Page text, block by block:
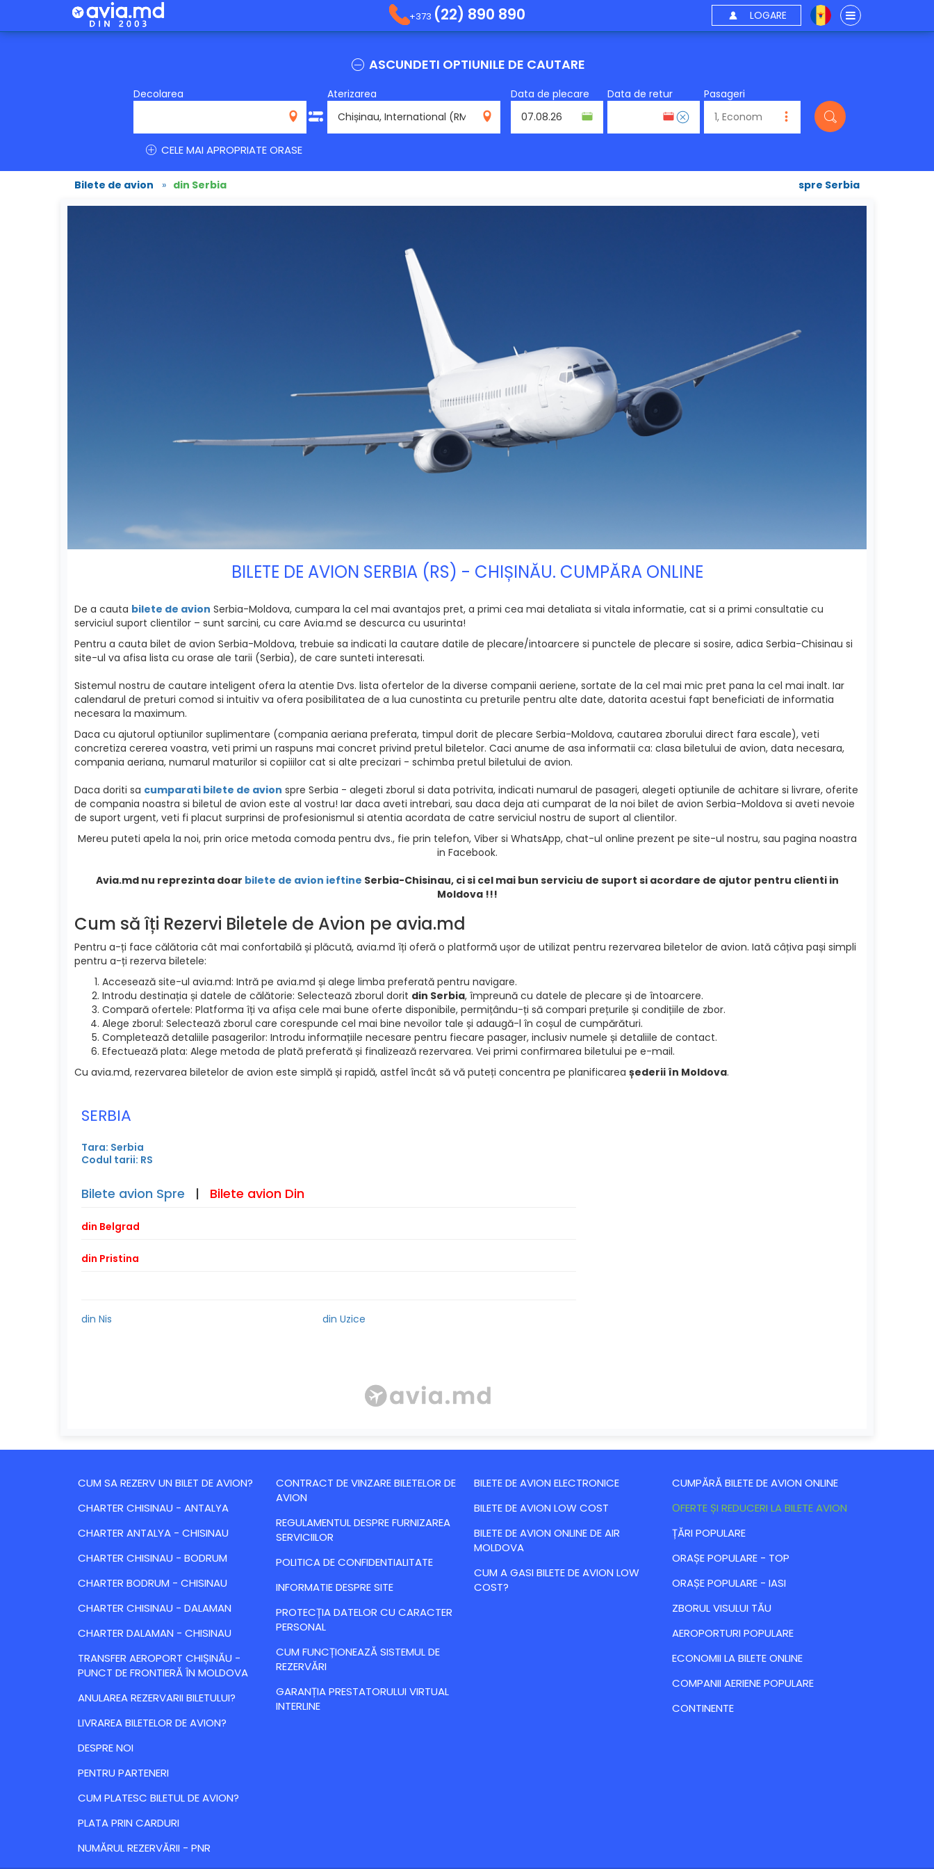
+373 (22) 890 890 LOGARE
ASCUNDETI OPTIUNILE DE CAUTARE
Decolarea
Aterizarea
RMO
Data de plecare Data de retur Pasageri
CELE MAI APROPRIATE ORASE
Bilete de avion » din Serbia spre Serbia
BILETE DE AVION SERBIA (RS) - CHIȘINĂU. CUMPĂRA ONLINE
De a cauta bilete de avion Serbia-Moldova, cumpara la cel mai avantajos pret, a primi cea mai detaliata si vitala informatie, cat si a primi сonsultatie cu
serviciul suport clientilor – sunt sarcini, cu care Avia.md se descurca cu usurinta!
Pentru a cauta bilet de avion Serbia-Moldova, trebuie sa indicati la cautare datile de plecare/intoarcere si punctele de plecare si sosire, adica Serbia-Chisinau si
site-ul va afisa lista cu orase ale tarii (Serbia), de care sunteti interesati.
Sistemul nostru de cautare inteligent ofera la atentie Dvs. lista ofertelor de la diverse companii aeriene, sortate de la cel mai mic pret pana la cel mai inalt. Iar
calendarul de preturi comod si intuitiv va ofera posibilitatea de a lua cunostinta cu preturile pentru alte date, datorita acestui fapt beneficiati de informatia
necesara la maximum.
Daca cu ajutorul optiunilor suplimentare (compania aeriana preferata, timpul dorit de plecare Serbia-Moldova, cautarea zborului direct fara escale), veti
concretiza cererea voastra, veti primi un raspuns mai concret privind pretul biletelor. Caci anume de asa informatii ca: clasa biletului de avion, data necesara,
compania aeriana, numarul maturilor si copiiilor cat si alte precizari - schimba pretul biletului de avion.
Daca doriti sa cumparati bilete de avion spre Serbia - alegeti zborul si data potrivita, indicati numarul de pasageri, alegeti optiunile de achitare si livrare, oferite
de compania noastra si biletul de avion este al vostru! Iar daca aveti intrebari, sau daca deja ati cumparat de la noi bilet de avion Serbia-Moldova si aveti nevoie
de suport urgent, veti fi placut surprinsi de profesionismul si atentia acordata de catre serviciul nostru de suport al clientilor.
Mereu puteti apela la noi, prin orice metoda comoda pentru dvs., fie prin telefon, Viber si WhatsApp, chat-ul online prezent pe site-ul nostru, sau pagina noastra
in Facebook.
Avia.md nu reprezinta doar bilete de avion ieftine Serbia-Chisinau, ci si cel mai bun serviciu de suport si acordare de ajutor pentru clienti in
Moldova !!!
Cum să îți Rezervi Biletele de Avion pe avia.md
Pentru a-ți face călătoria cât mai confortabilă și plăcută, avia.md îți oferă o platformă ușor de utilizat pentru rezervarea biletelor de avion. Iată câțiva pași simpli
pentru a-ți rezerva biletele:
Accesează site-ul avia.md: Intră pe avia.md și alege limba preferată pentru navigare.
Introdu destinația și datele de călătorie: Selectează zborul dorit din Serbia, împreună cu datele de plecare și de întoarcere.
Compară ofertele: Platforma îți va afișa cele mai bune oferte disponibile, permițându-ți să compari prețurile și condițiile de zbor.
Alege zborul: Selectează zborul care corespunde cel mai bine nevoilor tale și adaugă-l în coșul de cumpărături.
Completează detaliile pasagerilor: Introdu informațiile necesare pentru fiecare pasager, inclusiv numele și detaliile de contact.
Efectuează plata: Alege metoda de plată preferată și finalizează rezervarea. Vei primi confirmarea biletului pe e-mail.
Cu avia.md, rezervarea biletelor de avion este simplă și rapidă, astfel încât să vă puteți concentra pe planificarea șederii în Moldova.
SERBIA
Tara: Serbia
Codul tarii: RS
Bilete avion Spre | Bilete avion Din
din Belgrad
din Pristina
din Nis din Uzice
CUM SA REZERV UN BILET DE AVION?
CHARTER CHISINAU - ANTALYA
CHARTER ANTALYA - CHISINAU
CHARTER CHISINAU - BODRUM
CHARTER BODRUM - CHISINAU
CHARTER CHISINAU - DALAMAN
CHARTER DALAMAN - CHISINAU
TRANSFER AEROPORT CHIȘINĂU -
PUNCT DE FRONTIERĂ ÎN MOLDOVA
ANULAREA REZERVARII BILETULUI?
LIVRAREA BILETELOR DE AVION?
DESPRE NOI
PENTRU PARTENERI
CUM PLATESC BILETUL DE AVION?
PLATA PRIN CARDURI
NUMĂRUL REZERVĂRII - PNR
CONTRACT DE VINZARE BILETELOR DE
AVION
REGULAMENTUL DESPRE FURNIZAREA
SERVICIILOR
POLITICA DE CONFIDENTIALITATE
INFORMATIE DESPRE SITE
PROTECȚIA DATELOR CU CARACTER
PERSONAL
CUM FUNCȚIONEAZĂ SISTEMUL DE
REZERVĂRI
GARANȚIA PRESTATORULUI VIRTUAL
INTERLINE
BILETE DE AVION ELECTRONICE
BILETE DE AVION LOW COST
BILETE DE AVION ONLINE DE AIR
MOLDOVA
CUM A GASI BILETE DE AVION LOW
COST?
CUMPĂRĂ BILETE DE AVION ONLINE
ОFERTE ȘI REDUCERI LA BILETE AVION
ȚĂRI POPULARE
ORAȘE POPULARE - TOP
ORAȘE POPULARE - IASI
ZBORUL VISULUI TĂU
AEROPORTURI POPULARE
ECONOMII LA BILETE ONLINE
COMPANII AERIENE POPULARE
CONTINENTE